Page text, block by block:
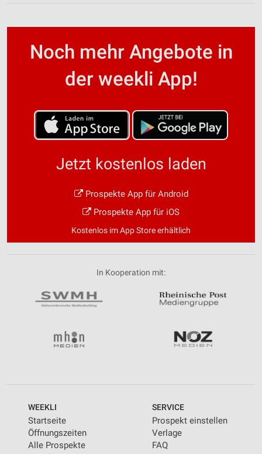
Noch mehr Angebote in
der weekli App!
Jetzt kostenlos laden
Prospekte App für Android
Prospekte App für iOS
Kostenlos im App Store erhältlich
In Kooperation mit:
WEEKLI
Startseite
Öffnungszeiten
Alle Prospekte
SERVICE
Prospekt einstellen
Verlage
FAQ